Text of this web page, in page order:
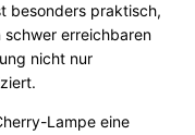
besonders praktisch,
erreichbaren
nicht nur
Lampe eine